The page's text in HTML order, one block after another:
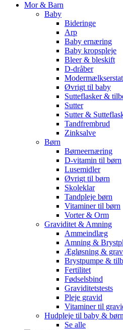
Mor & Barn
Baby
Bideringe
Arp
Baby ernæring
Baby kropspleje
Bleer & bleskift
D-dråber
Øvrigt til baby
Sutteflasker &
Sutter
Sutter &
Tandfrembrud
Zinksalve
Børn
Børneernæring
D-vitamin til børn
Lusemidler
Øvrigt til børn
Skoleklar
Tandpleje børn
Vitaminer til børn
Vorter & Orm
Graviditet & Amning
Ammeindlæg
Amning &
Ægløsning &
Brystpumpe &
Fertilitet
Fødselsbind
Graviditetstests
Pleje gravid
Vitaminer til
Hudpleje til baby & børn
Se alle